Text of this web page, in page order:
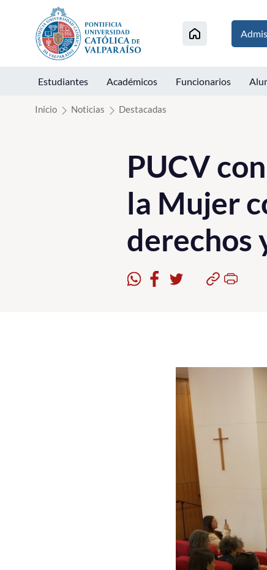
Click acá para ir directamente al contenido
Estudiantes Académicos Funcionarios
Inicio Noticias Destacadas
PUCV
la Mujer
derechos